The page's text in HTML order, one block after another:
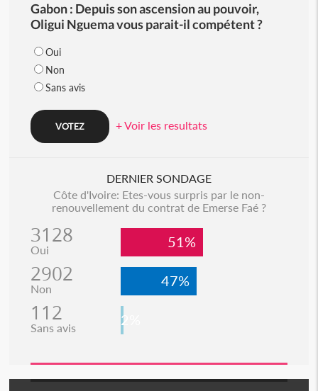
Gabon : Depuis son ascension au pouvoir,
Oligui Nguema vous parait-il compétent ?
Oui
Non
Sans avis
+ Voir les resultats
DERNIER SONDAGE
Côte d'Ivoire: Etes-vous surpris par le non-
renouvellement du contrat de Emerse Faé ?
3128
Oui 51%
2902
Non 47%
112
Sans avis 2%